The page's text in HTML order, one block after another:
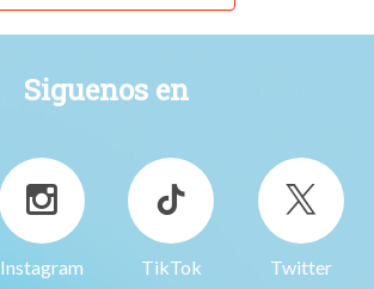
Siguenos en
Instagram TikTok Twitter